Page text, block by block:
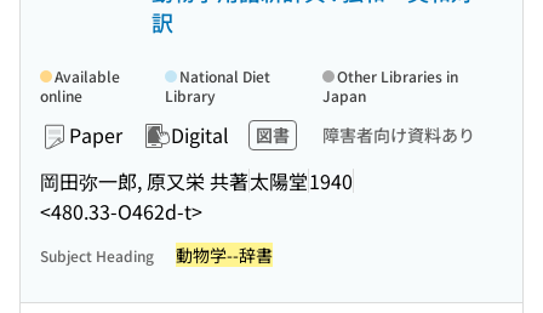
訳
Paper Digital 図書 障害者向け資料あり
岡田弥一郎, 原又栄 共著太陽堂1940
<480.33-O462d-t>
Available
online
National Diet
Library
Other Libraries in
Japan
Subject Heading 動物学--辞書